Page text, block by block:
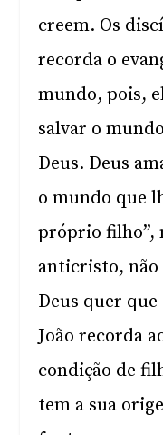
creem. Os
recorda o
mundo, pois,
salvar o
Deus. Deus
o mundo que
próprio filho”,
anticristo, não
Deus quer
João recorda
condição de
tem a sua